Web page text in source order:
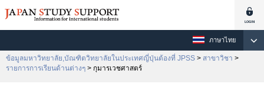
ภาษาไทย
ข้อมูลมหาวิทยาลัย,บัณฑิตวิทยาลัยในประเทศญี่ปุ่นต้องที่ JPSS > สาขาวิชา >
รายการการเรียนด้านต่างๆ > กุมารเวชศาสตร์